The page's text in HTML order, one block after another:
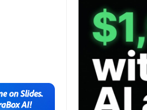
b
o
o
k
er